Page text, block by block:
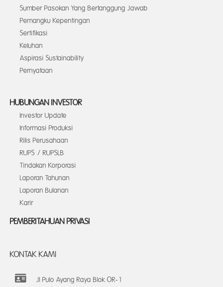
Sumber Pasokan Yang Bertanggung Jawab
Pemangku Kepentingan
Sertifikasi
Keluhan
Aspirasi Sustainability
Pernyataan
HUBUNGAN INVESTOR
Investor Update
Informasi Produksi
Rilis Perusahaan
RUPS / RUPSLB
Tindakan Korporasi
Laporan Tahunan
Laporan Bulanan
Karir
PEMBERITAHUAN PRIVASI
KONTAK KAMI
Jl Pulo Ayang Raya Blok OR-1